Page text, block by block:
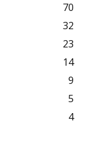
70
32
23
14
9
5
4